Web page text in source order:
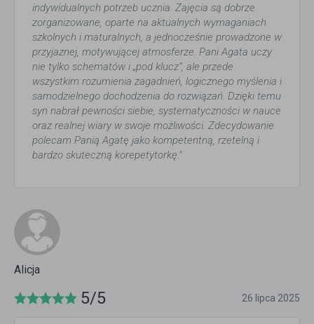
indywidualnych potrzeb ucznia. Zajęcia są dobrze
zorganizowane, oparte na aktualnych wymaganiach
szkolnych i maturalnych, a jednocześnie prowadzone w
przyjaznej, motywującej atmosferze. Pani Agata uczy
nie tylko schematów i „pod klucz”, ale przede
wszystkim rozumienia zagadnień, logicznego myślenia i
samodzielnego dochodzenia do rozwiązań. Dzięki temu
syn nabrał pewności siebie, systematyczności w nauce
oraz realnej wiary w swoje możliwości. Zdecydowanie
polecam Panią Agatę jako kompetentną, rzetelną i
bardzo skuteczną korepetytorkę."
Alicja
5/5 26 lipca 2025